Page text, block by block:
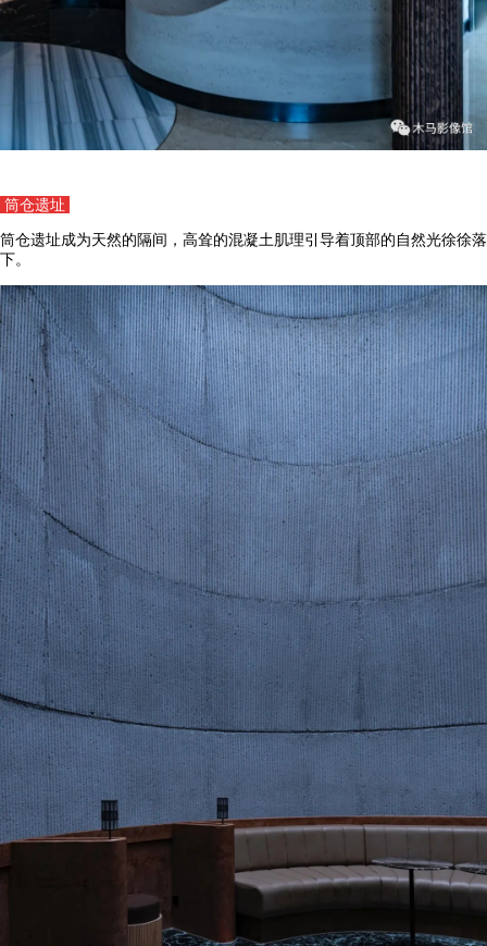
筒仓遗址
筒仓遗址成为天然的隔间，高耸的混凝土肌理引导着顶部的自然光徐徐落
下。